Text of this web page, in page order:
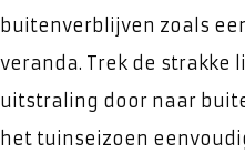
buitenverblijven zoals
veranda. Trek de strakke
uitstraling door naar
het tuinseizoen